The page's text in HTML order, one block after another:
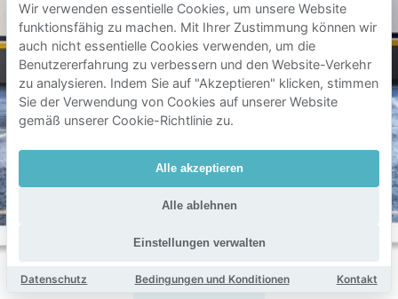
Wir verwenden essentielle Cookies, um unsere Website
funktionsfähig zu machen. Mit Ihrer Zustimmung können wir
auch nicht essentielle Cookies verwenden, um die
Benutzererfahrung zu verbessern und den Website-Verkehr
zu analysieren. Indem Sie auf "Akzeptieren" klicken, stimmen
Sie der Verwendung von Cookies auf unserer Website
gemäß unserer Cookie-Richtlinie zu.
Alle akzeptieren
Alle ablehnen
Einstellungen verwalten
Datenschutz Bedingungen und Konditionen Kontakt